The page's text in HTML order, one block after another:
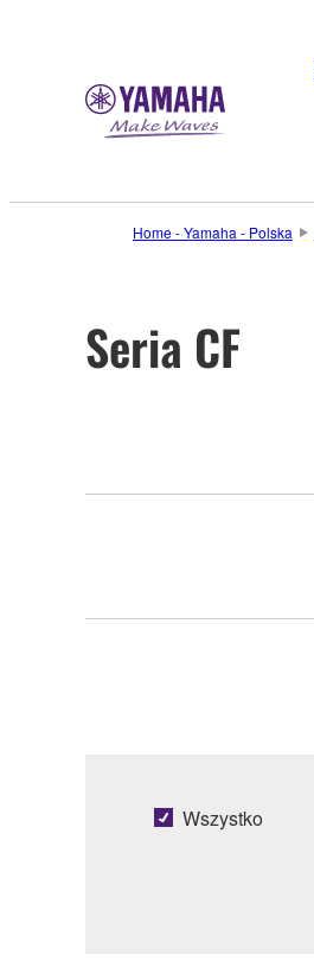
Home - Yamaha - Polska
Seria CF
Wszystko